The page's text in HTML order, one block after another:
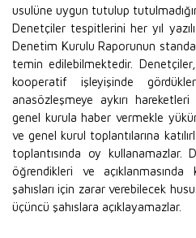
usulüne uygun tutulup
Denetçiler tespitlerini her yıl
Denetim Kurulu Raporunun
temin edilebilmektedir.
kooperatif işleyişinde
anasözleşmeye aykırı
genel kurula haber vermekle
ve genel kurul toplantılarına
toplantısında oy kullanamazlar.
öğrendikleri ve
şahısları için zarar verebilecek
üçüncü şahıslara açıklayamazlar.